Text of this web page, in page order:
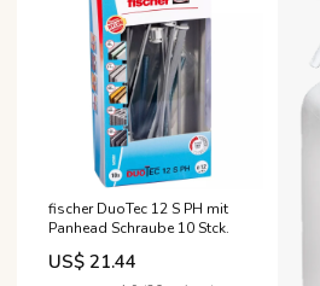
fischer DuoTec 12 S PH mit
Panhead Schraube 10 Stck.
US$ 21.44